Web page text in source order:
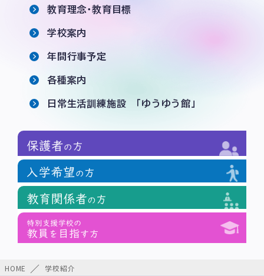
教育理念･教育目標
学校案内
年間行事予定
各種案内
日常生活訓練施設 「ゆうゆう館」
HOME 学校紹介